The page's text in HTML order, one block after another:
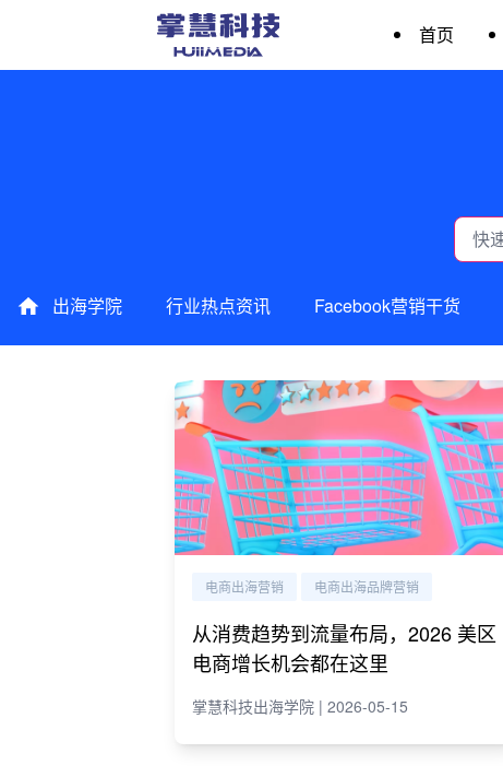
首页
出海学院 行业热点资讯 Facebook营销干货
电商出海营销 电商出海品牌营销
从消费趋势到流量布局，2026 美区
电商增长机会都在这里
掌慧科技出海学院 | 2026-05-15